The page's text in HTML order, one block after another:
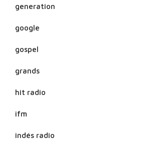
generation
google
gospel
grands
hit radio
ifm
indés radio